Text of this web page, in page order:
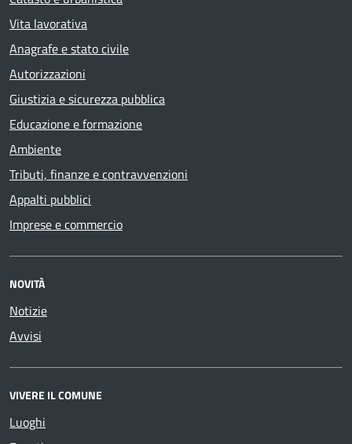
Vita lavorativa
Anagrafe e stato civile
Autorizzazioni
Giustizia e sicurezza pubblica
Educazione e formazione
Ambiente
Tributi, finanze e contravvenzioni
Appalti pubblici
Imprese e commercio
NOVITÀ
Notizie
Avvisi
VIVERE IL COMUNE
Luoghi